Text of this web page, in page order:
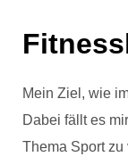
Mein Ziel, wie
Dabei fällt es
Thema Sport